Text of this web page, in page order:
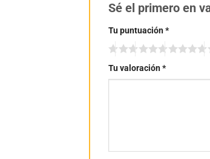
Sé el primero en
Tu puntuación*
Tu valoración*